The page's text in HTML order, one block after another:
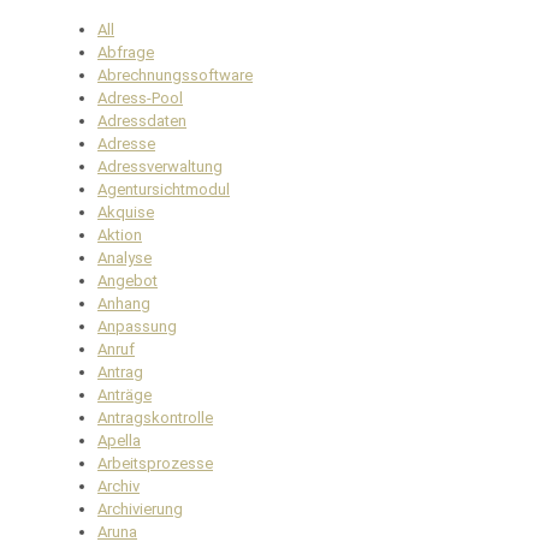
All
Abfrage
Abrechnungssoftware
Adress-Pool
Adressdaten
Adresse
Adressverwaltung
Agentursichtmodul
Akquise
Aktion
Analyse
Angebot
Anhang
Anpassung
Anruf
Antrag
Anträge
Antragskontrolle
Apella
Arbeitsprozesse
Archiv
Archivierung
Aruna